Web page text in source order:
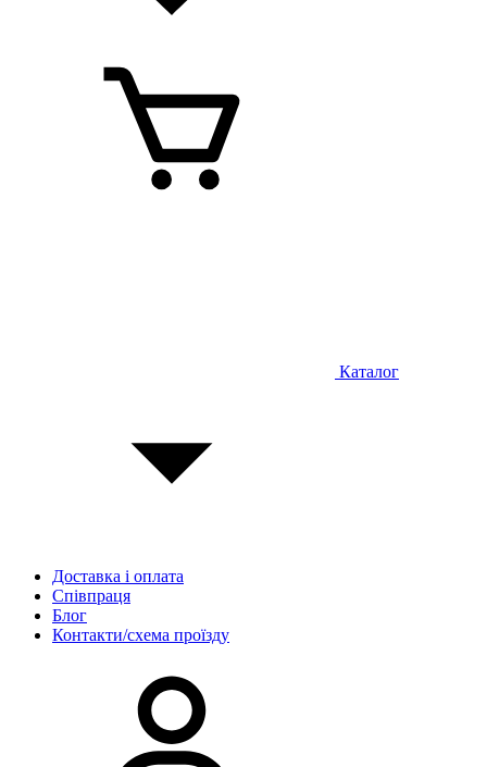
Каталог
Доставка і оплата
Співпраця
Блог
Контакти/схема проїзду